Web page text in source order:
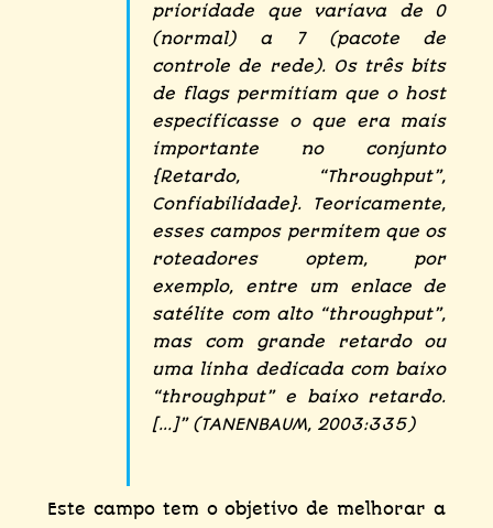
prioridade que variava de 0
(normal) a 7 (pacote de
controle de rede). Os três bits
de flags permitiam que o host
especificasse o que era mais
importante no conjunto
{Retardo, “Throughput”,
Confiabilidade}. Teoricamente,
esses campos permitem que os
roteadores optem, por
exemplo, entre um enlace de
satélite com alto “throughput”,
mas com grande retardo ou
uma linha dedicada com baixo
“throughput” e baixo retardo.
[…]” (TANENBAUM, 2003:335)
Este campo tem o objetivo de melhorar a